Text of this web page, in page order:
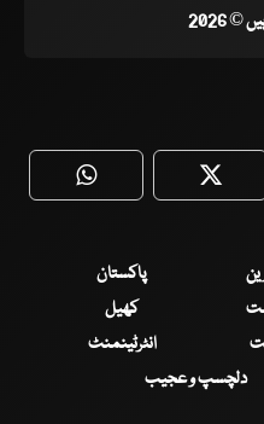
2026
WhatsApp
پاکستان
کھیل
انٹرٹینمنٹ
دلچسپ و عجیب